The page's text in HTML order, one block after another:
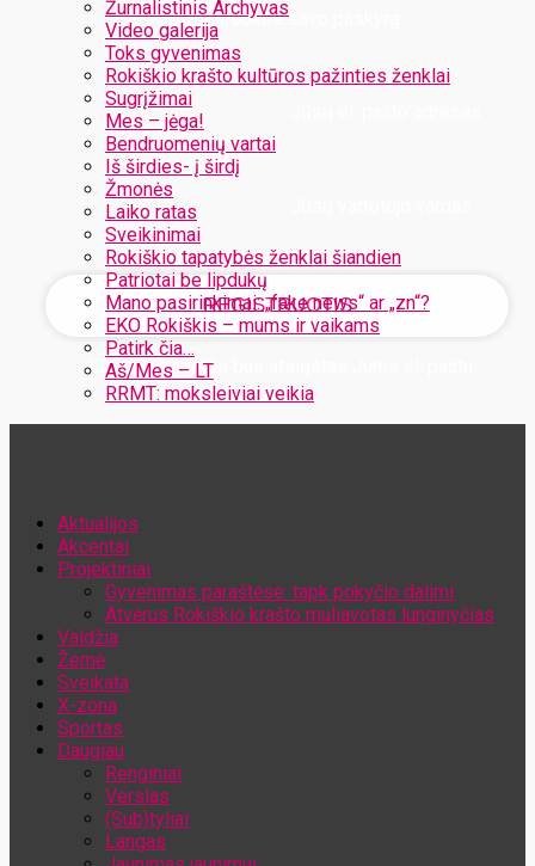
Žurnalistinis Archyvas
Video galerija
Toks gyvenimas
Rokiškio krašto kultūros pažinties ženklai
Sugrįžimai
Mes – jėga!
Bendruomenių vartai
Iš širdies- į širdį
Žmonės
Laiko ratas
Sveikinimai
Rokiškio tapatybės ženklai šiandien
Patriotai be lipdukų
Mano pasirinkimai: „fake news“ ar „zn“?
EKO Rokiškis – mums ir vaikams
Patirk čia…
Aš/Mes – LT
RRMT: moksleiviai veikia
Užregistruokite savo paskyrą
Jūsų slaptažodis bus atsiųstas Jums el. paštu
Aktualijos
Akcentai
Projektiniai
Gyvenimas paraštėse: tapk pokyčio dalimi
Atvėrus Rokiškio krašto muliavotas lunginyčias
Valdžia
Žemė
Sveikata
X-zona
Sportas
Daugiau
Renginiai
Verslas
(Sub)tyliai
Langas